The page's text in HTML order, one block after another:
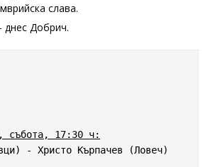
слава.
днес Добрич.
събота, 17:30 ч:
- Христо Кърпачев (Ловеч)